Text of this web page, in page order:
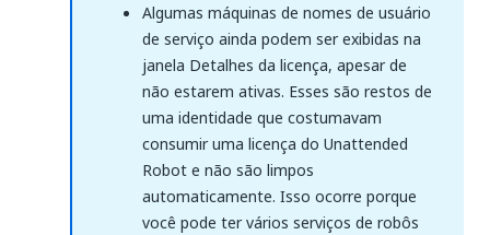
Algumas máquinas de nomes de usuário
de serviço ainda podem ser exibidas na
janela Detalhes da licença, apesar de
não estarem ativas. Esses são restos de
uma identidade que costumavam
consumir uma licença do Unattended
Robot e não são limpos
automaticamente. Isso ocorre porque
você pode ter vários serviços de robôs